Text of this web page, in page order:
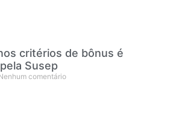
critérios de bônus é
Susep
comentário